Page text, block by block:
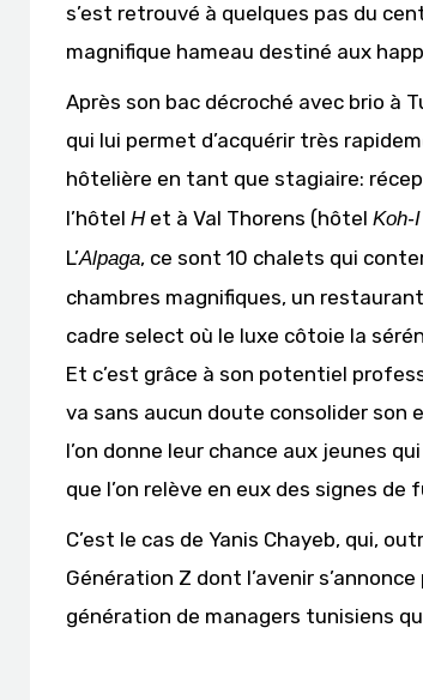
s’est retrouvé à quelques pas du
magnifique hameau destiné aux
Après son bac décroché avec brio à
qui lui permet d’acquérir très
hôtelière en tant que stagiaire:
l’hôtel Het à Val Thorens (hôtel Koh-
L’Alpaga, ce sont 10 chalets qui
chambres magnifiques, un
cadre select où le luxe côtoie la
Et c’est grâce à son potentiel
va sans aucun doute consolider son
l’on donne leur chance aux jeunes
que l’on relève en eux des signes de
C’est le cas de Yanis Chayeb, qui,
Génération Z dont l’avenir
génération de managers tunisiens